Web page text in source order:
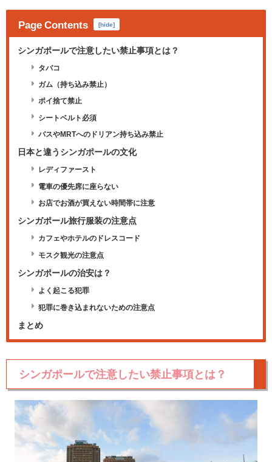
Page Contents [hide]
シンガポールで注意したい禁止事項とは？
タバコ
ガム（持ち込み禁止）
ポイ捨て禁止
シートベルト必須
バスやMRTへのドリアン持ち込み禁止
日本と違うシンガポールの文化
レディファースト
電車の優先席に座らない
お店でお酒が買えない時間帯に注意
シンガポール旅行服装の注意点
カフェやホテルのドレスコード
モスク観光の注意点
シンガポールの治安は？
よく起こる犯罪
犯罪に巻き込まれないための注意点
まとめ
シンガポールで注意したい禁止事項とは？